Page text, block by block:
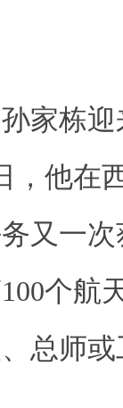
栋迎
，他在
又一
个航
总师